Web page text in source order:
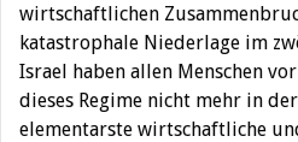
wirtschaftlichen
katastrophale Niederlage im
Israel haben allen Menschen
dieses Regime nicht mehr in
elementarste wirtschaftliche